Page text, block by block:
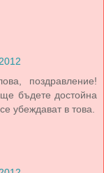
поздравление!
бъдете достойна
убеждават в това.